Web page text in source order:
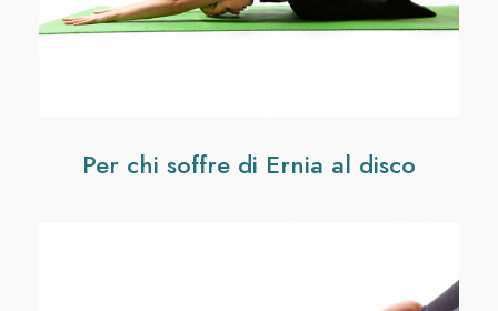
Per chi soffre di Ernia al disco